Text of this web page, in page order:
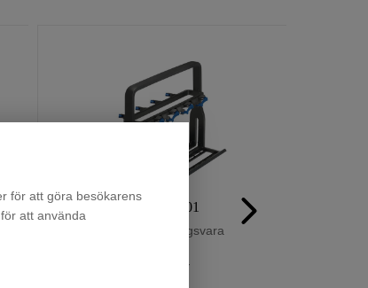
för att göra besökarens
att använda
E9DHGB01
Beställningsvara
:-